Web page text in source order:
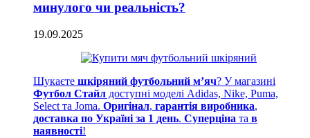
минулого чи реальність?
19.09.2025
Шукаєте шкіряний футбольний м’яч? У магазині
Футбол Стайл доступні моделі Adidas, Nike, Puma,
Select та Joma. Оригінал, гарантія виробника,
доставка по Україні за 1 день. Суперціна та в
наявності!